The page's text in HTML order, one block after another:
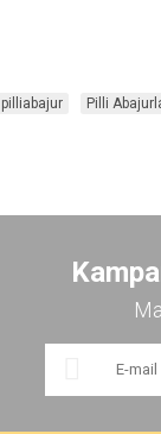
pilliabajur Pilli